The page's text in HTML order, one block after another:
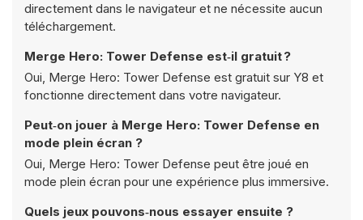
directement dans le navigateur et ne nécessite aucun
téléchargement.
Merge Hero: Tower Defense est‑il gratuit ?
Oui, Merge Hero: Tower Defense est gratuit sur Y8 et
fonctionne directement dans votre navigateur.
Peut‑on jouer à Merge Hero: Tower Defense en
mode plein écran ?
Oui, Merge Hero: Tower Defense peut être joué en
mode plein écran pour une expérience plus immersive.
Quels jeux pouvons‑nous essayer ensuite ?